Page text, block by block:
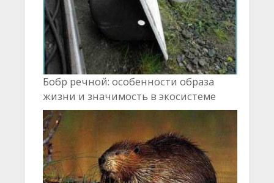
Бобр речной: особенности образа
жизни и значимость в экосистеме